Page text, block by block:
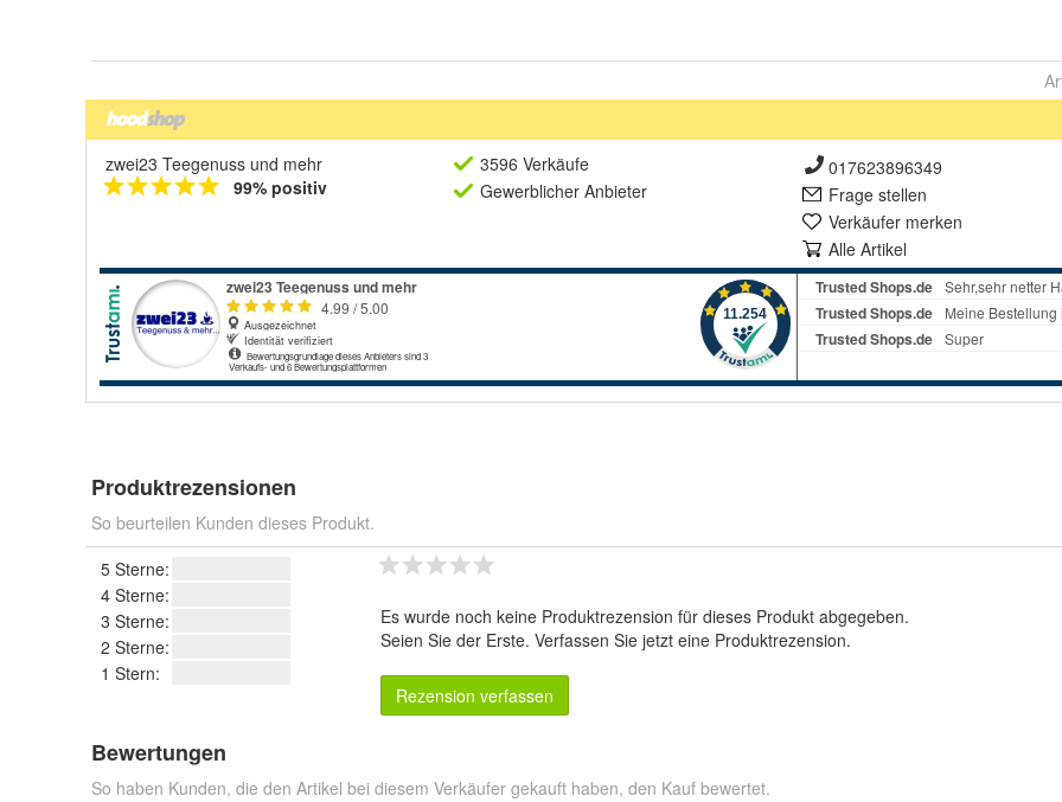
zwei23 Teegenuss und mehr
99% positiv
3596 Verkäufe
Gewerblicher Anbieter
017623896349
Frage stellen
Verkäufer merken
Alle Artikel
Produktrezensionen
So beurteilen Kunden dieses Produkt.
5 Sterne:
4 Sterne:
3 Sterne:
2 Sterne:
1 Stern:
Es wurde noch keine Produktrezension für dieses Produkt abgegeben.
Seien Sie der Erste. Verfassen Sie jetzt eine Produktrezension.
Rezension verfassen
Bewertungen
So haben Kunden, die den Artikel bei diesem Verkäufer gekauft haben, den Kauf bewertet.